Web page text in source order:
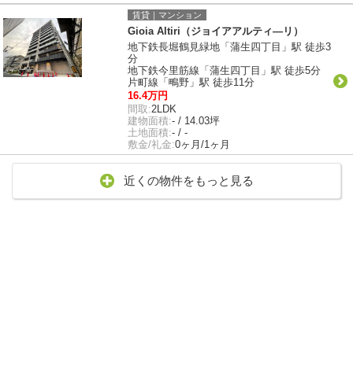
賃貸｜マンション
Gioia Altiri（ジョイアアルティ―リ）
地下鉄長堀鶴見緑地「蒲生四丁目」駅 徒歩3
分
地下鉄今里筋線「蒲生四丁目」駅 徒歩5分
片町線「鴫野」駅 徒歩11分
16.4万円
間取:2LDK
建物面積:- / 14.03坪
土地面積:- / -
敷金/礼金:0ヶ月/1ヶ月
近くの物件をもっと見る